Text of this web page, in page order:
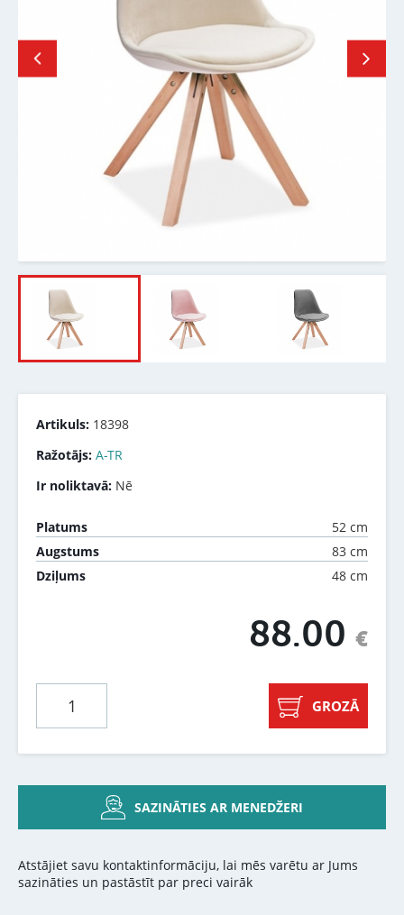
Artikuls: 18398
Ražotājs: A-TR
Ir noliktavā: Nē
Platums
52 cm
Augstums
83 cm
Dziļums
48 cm
88.00 €
GROZĀ
SAZINĀTIES AR MENEDŽERI
Atstājiet savu kontaktinformāciju, lai mēs varētu ar Jums
sazināties un pastāstīt par preci vairāk